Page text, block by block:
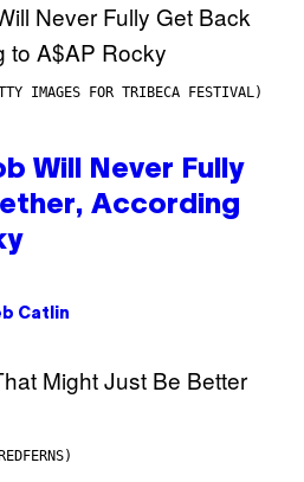
IMAGES FOR TRIBECA FESTIVAL)
Will Never Fully
According
Catlin